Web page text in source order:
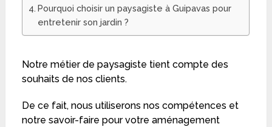
Pourquoi choisir un paysagiste à Guipavas pour
entretenir son jardin ?
Notre métier de paysagiste tient compte des
souhaits de nos clients.
De ce fait, nous utiliserons nos compétences et
notre savoir-faire pour votre aménagement